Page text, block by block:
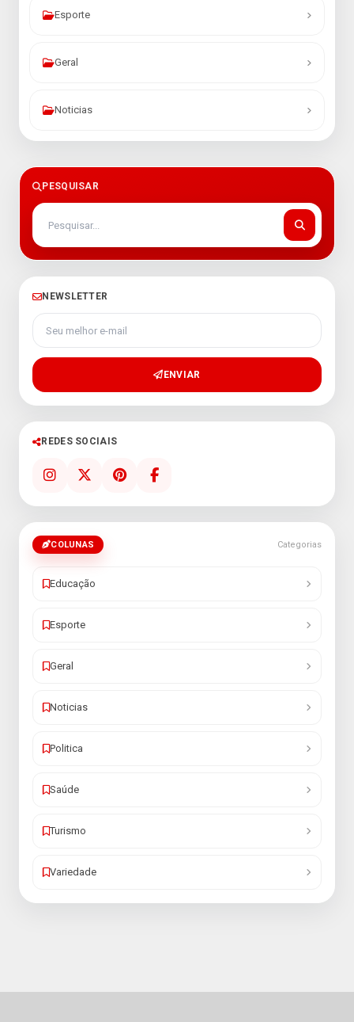
Esporte
Geral
Noticias
PESQUISAR
NEWSLETTER
Seu melhor e-mail
ENVIAR
REDES SOCIAIS
COLUNAS Categorias
Educação
Esporte
Geral
Noticias
Politica
Saúde
Turismo
Variedade